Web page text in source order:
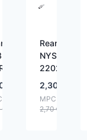
€
Rean
NYS
2202
2,30
MPC:
2,70€